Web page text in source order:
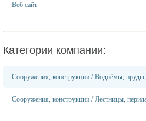
Веб сайт
Категории компании:
Сооружения, конструкции /Водоёмы, пруды,
Сооружения, конструкции /Лестницы,